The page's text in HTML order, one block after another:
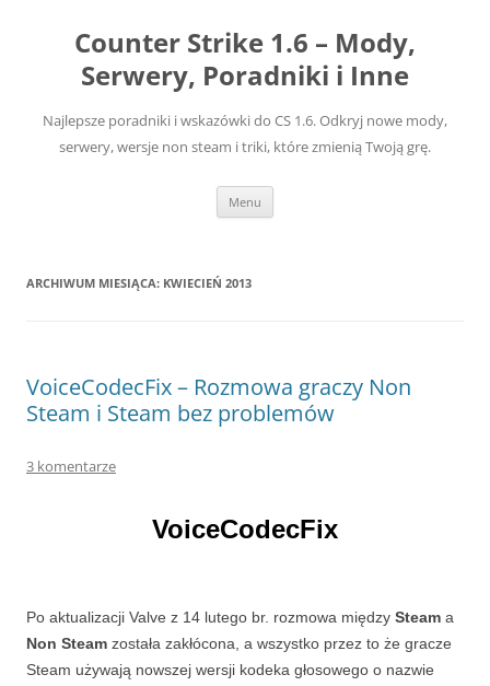
Counter Strike 1.6 – Mody,
Serwery, Poradniki i Inne
Najlepsze poradniki i wskazówki do CS 1.6. Odkryj nowe mody,
serwery, wersje non steam i triki, które zmienią Twoją grę.
Menu
ARCHIWUM MIESIĄCA: KWIECIEŃ 2013
VoiceCodecFix – Rozmowa graczy Non
Steam i Steam bez problemów
3 komentarze
VoiceCodecFix
Po aktualizacji Valve z 14 lutego br. rozmowa między Steam a
Non Steam została zakłócona, a wszystko przez to że gracze
Steam używają nowszej wersji kodeka głosowego o nazwie